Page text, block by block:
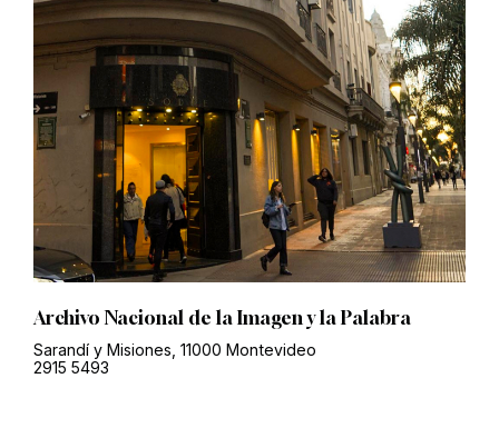
Archivo Nacional de la Imagen y la Palabra
Sarandí y Misiones, 11000 Montevideo
2915 5493